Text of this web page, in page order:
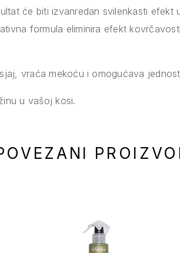
će biti izvanredan svilenkasti efekt
formula eliminira efekt
vraća mekoću i omogućava
u vašoj kosi.